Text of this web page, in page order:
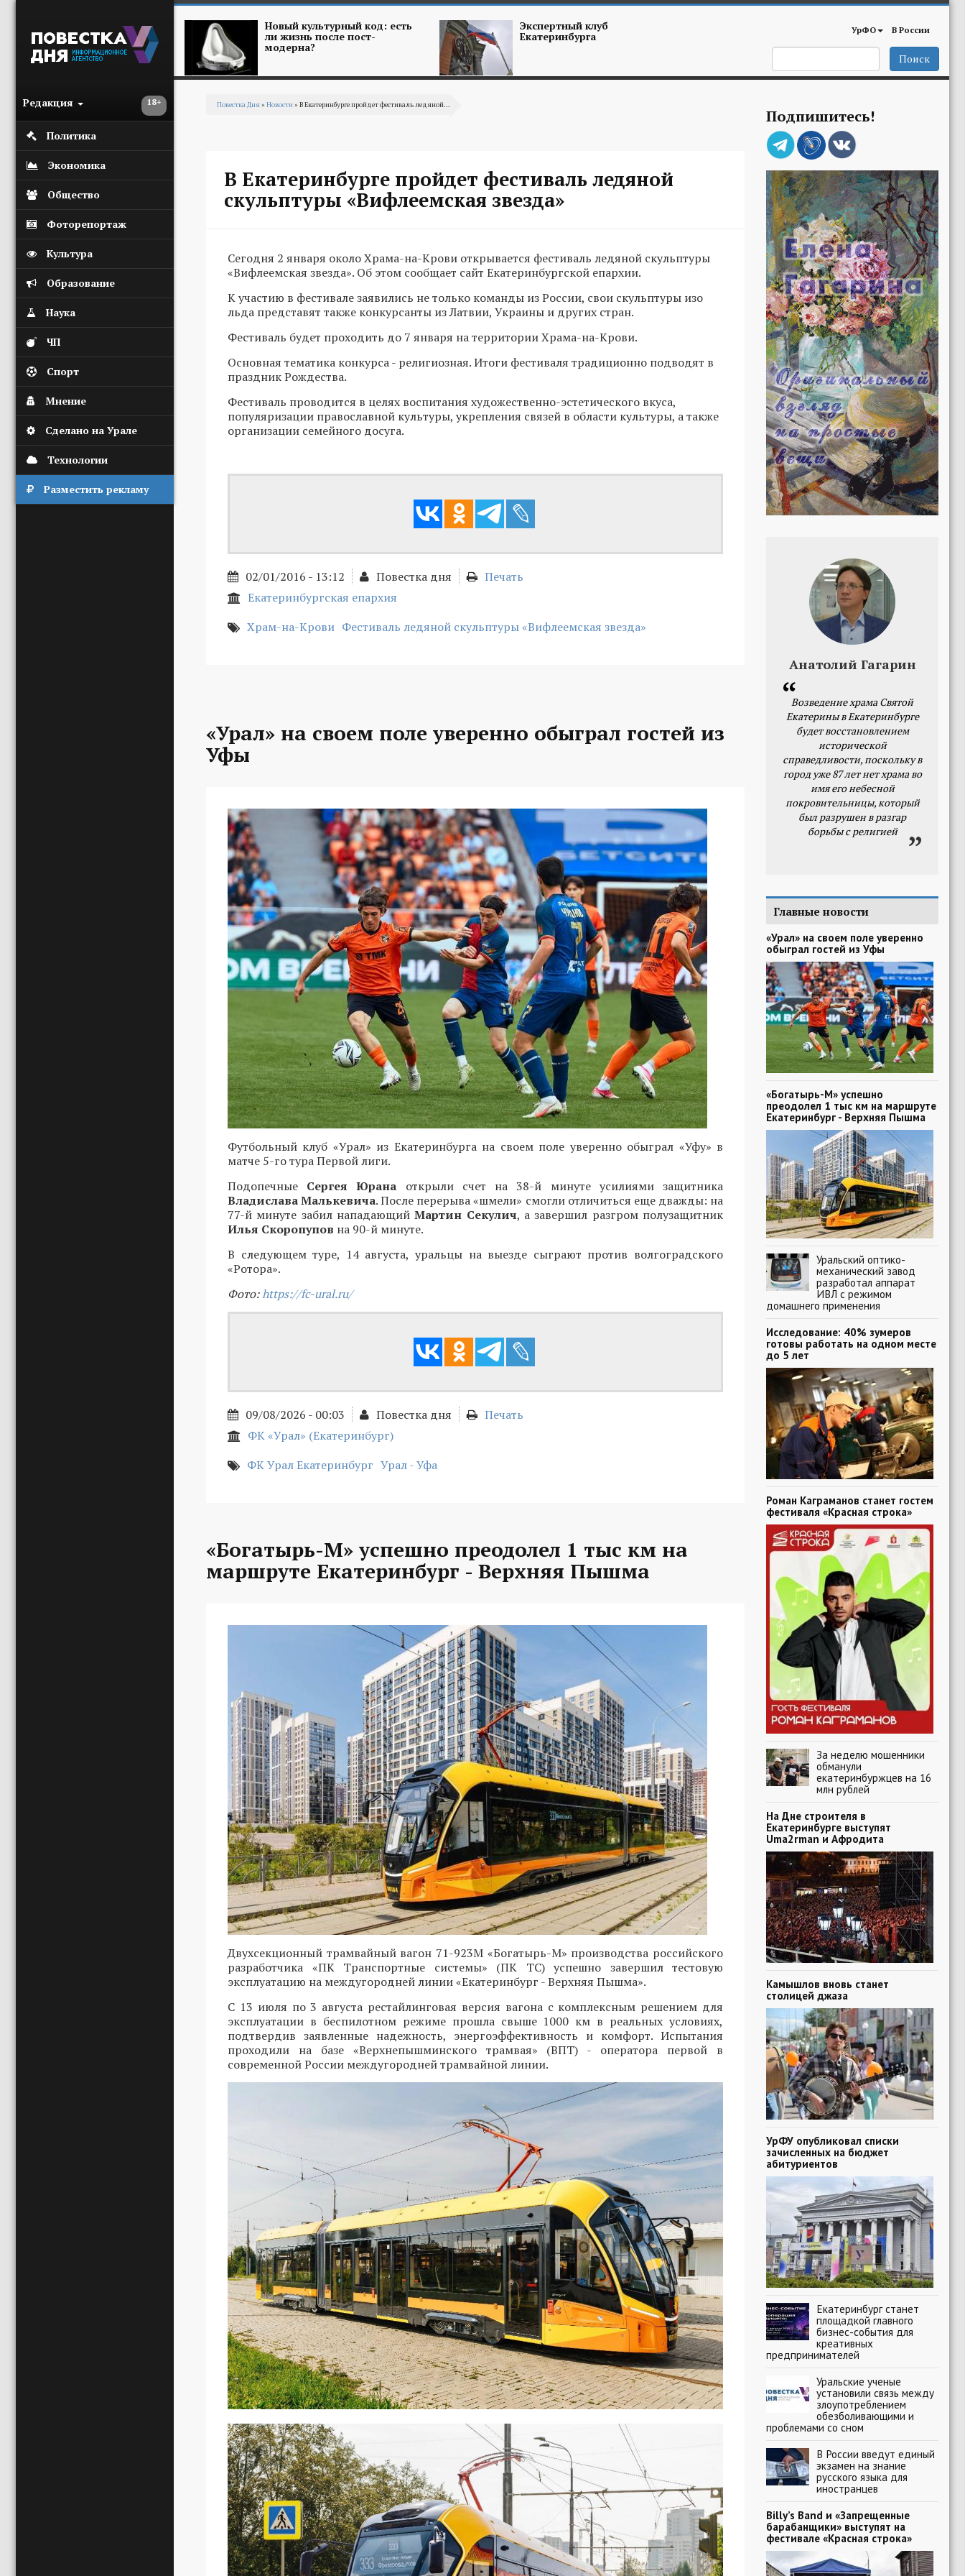
18+
Редакция
Политика
Экономика
Общество
Фоторепортаж
Культура
Образование
Наука
ЧП
Спорт
Мнение
Сделано на Урале
Технологии
Разместить рекламу
Новый культурный код: есть
ли жизнь после пост-
модерна?
Экспертный клуб
Екатеринбурга УрФО В России
Поиск
Повестка Дня» Новости» В Екатеринбурге пройдет фестиваль ледяной...
В Екатеринбурге пройдет фестиваль ледяной
скульптуры «Вифлеемская звезда»
Сегодня 2 января около Храма-на-Крови открывается фестиваль ледяной скульптуры
«Вифлеемская звезда». Об этом сообщает сайт Екатеринбургской епархии.
К участию в фестивале заявились не только команды из России, свои скульптуры изо
льда представят также конкурсанты из Латвии, Украины и других стран.
Фестиваль будет проходить до 7 января на территории Храма-на-Крови.
Основная тематика конкурса - религиозная. Итоги фестиваля традиционно подводят в
праздник Рождества.
Фестиваль проводится в целях воспитания художественно-эстетического вкуса,
популяризации православной культуры, укрепления связей в области культуры, а также
организации семейного досуга.
02/01/2016 - 13:12 Повестка дня
Печать
Екатеринбургская епархия
Храм-на-Крови Фестиваль ледяной скульптуры «Вифлеемская звезда»
«Урал» на своем поле уверенно обыграл гостей из
Уфы
Футбольный клуб «Урал» из Екатеринбурга на своем поле уверенно обыграл «Уфу» в
матче 5-го тура Первой лиги.
Подопечные Сергея Юрана открыли счет на 38-й минуте усилиями защитника
Владислава Малькевича. После перерыва «шмели» смогли отличиться еще дважды: на
77-й минуте забил нападающийМартин Секулич, а завершил разгром полузащитник
Илья Скоропупов на 90-й минуте.
В следующем туре, 14 августа, уральцы на выезде сыграют против волгоградского
«Ротора».
Фото:https://fc-ural.ru/
09/08/2026 - 00:03 Повестка дня
Печать
ФК «Урал» (Екатеринбург)
ФК Урал Екатеринбург Урал - Уфа
«Богатырь-М» успешно преодолел 1 тыс км на
маршруте Екатеринбург - Верхняя Пышма
Двухсекционный трамвайный вагон 71-923М «Богатырь-М» производства российского
разработчика «ПК Транспортные системы» (ПК ТС) успешно завершил тестовую
эксплуатацию на междугородней линии «Екатеринбург - Верхняя Пышма».
С 13 июля по 3 августа рестайлинговая версия вагона с комплексным решением для
эксплуатации в беспилотном режиме прошла свыше 1000 км в реальных условиях,
подтвердив заявленные надежность, энергоэффективность и комфорт. Испытания
проходили на базе «Верхнепышминского трамвая» (ВПТ) - оператора первой в
современной России междугородней трамвайной линии.
Подпишитесь!
Анатолий Гагарин
Возведение храма Святой
Екатерины в Екатеринбурге
будет восстановлением
исторической
справедливости, поскольку в
город уже 87 лет нет храма во
имя его небесной
покровительницы, который
был разрушен в разгар
борьбы с религией
Главные новости
«Урал» на своем поле уверенно
обыграл гостей из Уфы
«Богатырь-М» успешно
преодолел 1 тыс км на маршруте
Екатеринбург - Верхняя Пышма
Уральский оптико-
механический завод
разработал аппарат
ИВЛ с режимом
домашнего применения
Исследование: 40% зумеров
готовы работать на одном месте
до 5 лет
Роман Каграманов станет гостем
фестиваля «Красная строка»
За неделю мошенники
обманули
екатеринбуржцев на 16
млн рублей
На Дне строителя в
Екатеринбурге выступят
Uma2rman и Афродита
Камышлов вновь станет
столицей джаза
УрФУ опубликовал списки
зачисленных на бюджет
абитуриентов
Екатеринбург станет
площадкой главного
бизнес-события для
креативных
предпринимателей
Уральские ученые
установили связь между
злоупотреблением
обезболивающими и
проблемами со сном
В России введут единый
экзамен на знание
русского языка для
иностранцев
Billy’s Band и «Запрещенные
барабанщики» выступят на
фестивале «Красная строка»